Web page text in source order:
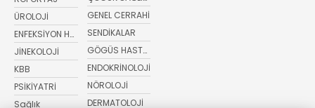
ÜROLOJİ
ENFEKSİYON HASTALIKLARI
JİNEKOLOJİ
KBB
PSİKİYATRİ
Sağlık
GENEL CERRAHİ
SENDİKALAR
GÖGÜS HASTALIKLARI
ENDOKRİNOLOJİ
NÖROLOJİ
DERMATOLOJİ